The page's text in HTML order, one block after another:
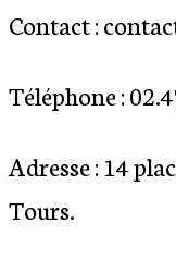
Contact :
Téléphone :
Adresse : 14
Tours.